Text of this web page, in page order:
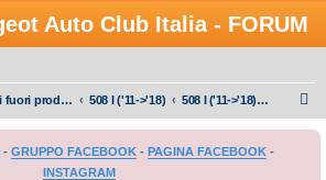
Auto Club Italia - FORUM
Modelli fuori produzione 508 I ('11->'18) 508 I ('11->'18) - Guasti, problemi e manutenzione
- GRUPPO FACEBOOK- PAGINA FACEBOOK-
INSTAGRAM